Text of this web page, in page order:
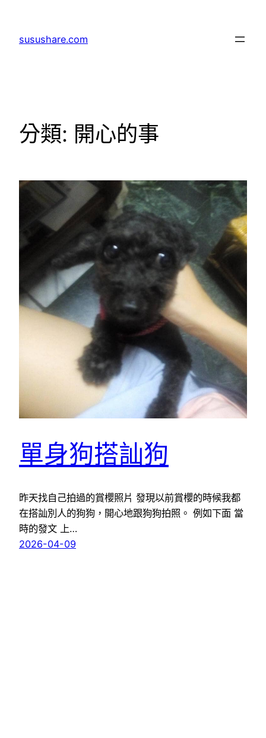
susushare.com
分類: 開心的事
單身狗搭訕狗
昨天找自己拍過的賞櫻照片 發現以前賞櫻的時候我都
在搭訕別人的狗狗，開心地跟狗狗拍照。 例如下面 當
時的發文 上…
2026-04-09